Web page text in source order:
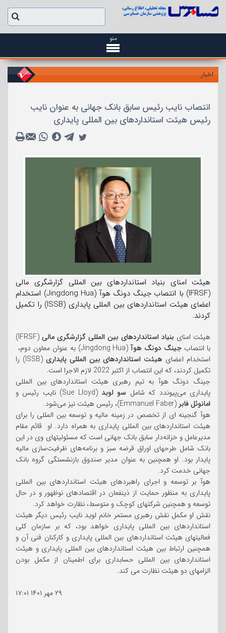
منو
اخبار
انتصاب نایب رئیس سابق بانک جهانی به عنوان نایب
رئیس هیئت استانداردهای بین المللی پایداری
هیئت امنای بنیاد استانداردهای بین المللی گزارشگری مالی
(IFRSF) با انتصاب جینگ دونگ هوآ (Jingdong Hua) استخدام
اعضای هیئت استانداردهای بین المللی پایداری (ISSB) را تکمیل
کردند.
هیئت امنای بنیاد استانداردهای بین المللی گزارشگری مالی
(IFRSF)
با انتصاب جینگ دونگ هوآ
(Jingdong Hua) به عنوان معاون دوم،
استخدام اعضای هیئت استانداردهای بین المللی پایداری
(ISSB) را
تکمیل کردند، که این انتصاب از اکتبر 2022 لازم الاجرا است.
جینگ دونگ هوآ به تیم رهبری هیئت استانداردهای بین المللی
پایداری می‌پیوندد که شامل سو لوید(Sue Lloyd) نایب رئیس و
امانوئل فابر (Emmanuel Faber)، رئیس هیئت نیز می‌شود.
هوآ گنجینه ای از تخصص در زمینه مالیه و توسعه بین المللی را برای
هیئت استانداردهای بین المللی پایداری به همراه دارد. او قائم مقام
مدیرعامل و خزانه‌دار سابق بانک جهانی است که مسئولیتهای وی در این
بانک شامل طرحهای اوراق قرضه سبز و برنامه‌های ظرفیت‌سازی مالیه
پایدار بود. او همچنین به عنوان مدیر صندوق بازنشستگی گروه بانک
جهانی خدمت کرد.
هوآ بر توسعه و اجرای راهبردهای هیئت استانداردهای بین المللی
پایداری به منظور حمایت از ذینفعان در اقتصادهای نوظهور و در حال
توسعه و همچنین شرکتهای کوچک و متوسط، نظارت خواهد کرد.
نقش او مکمل نقش رهبری مستمر خانم لوید نایب رئیس دیگر هیئت
استانداردهای بین المللی پایداری خواهد بود، که بر سازمان کلی
فعالیتهای هیئت استانداردهای بین المللی پایداری و کارکنان فنی آن و
همچنین ارتباط بین هیئت استانداردهای بین المللی پایداری و هیئت
استانداردهای بین المللی حسابداری برای اطمینان از مکمل بودن
الزامهای دو هیئت نظارت می کند.
۲۹ مهر ۱۴۰۱
۱۷:۰۱